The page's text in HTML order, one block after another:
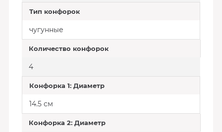
Тип конфорок
чугунные
Количество конфорок
4
Конфорка 1: Диаметр
14.5 см
Конфорка 2: Диаметр